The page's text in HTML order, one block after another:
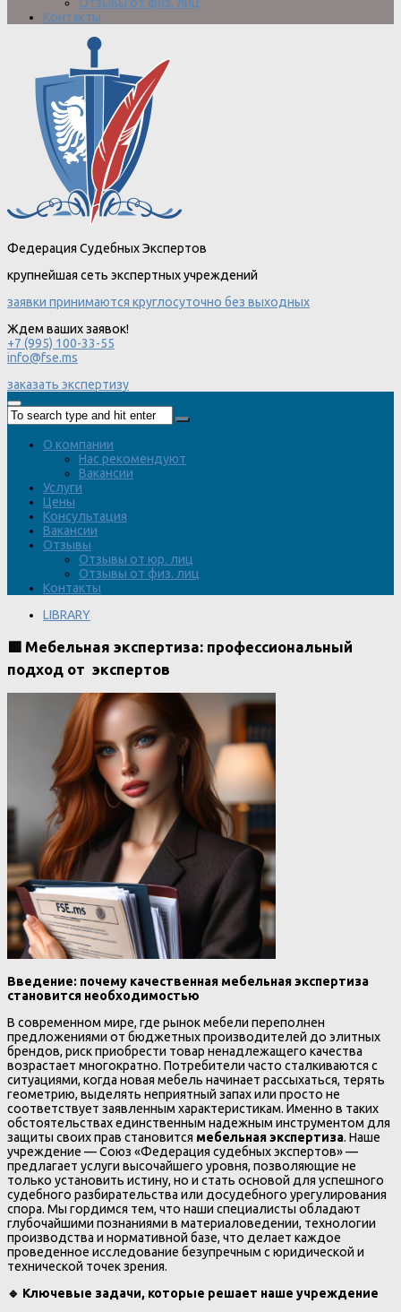
Отзывы от физ. лиц
Контакты
Федерация Судебных Экспертов
крупнейшая сеть экспертных учреждений
заявки принимаются круглосуточно без выходных
Ждем ваших заявок!
+7 (995) 100-33-55
info@fse.ms
заказать экспертизу
О компании
Нас рекомендуют
Вакансии
Услуги
Цены
Консультация
Вакансии
Отзывы
Отзывы от юр. лиц
Отзывы от физ. лиц
Контакты
LIBRARY
🟥 Мебельная экспертиза: профессиональный
подход от экспертов
Введение: почему качественная мебельная экспертиза
становится необходимостью
В современном мире, где рынок мебели переполнен
предложениями от бюджетных производителей до элитных
брендов, риск приобрести товар ненадлежащего качества
возрастает многократно. Потребители часто сталкиваются с
ситуациями, когда новая мебель начинает рассыхаться, терять
геометрию, выделять неприятный запах или просто не
соответствует заявленным характеристикам. Именно в таких
обстоятельствах единственным надежным инструментом для
защиты своих прав становится мебельная экспертиза. Наше
учреждение — Союз «Федерация судебных экспертов» —
предлагает услуги высочайшего уровня, позволяющие не
только установить истину, но и стать основой для успешного
судебного разбирательства или досудебного урегулирования
спора. Мы гордимся тем, что наши специалисты обладают
глубочайшими познаниями в материаловедении, технологии
производства и нормативной базе, что делает каждое
проведенное исследование безупречным с юридической и
технической точек зрения.
🔹 Ключевые задачи, которые решает наше учреждение